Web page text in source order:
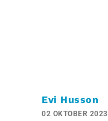
Evi Husson
02 OKTOBER 2023